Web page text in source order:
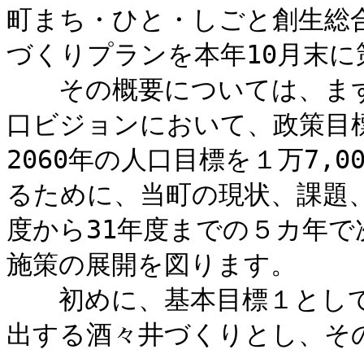
町まち・ひと・しごと創生
づくりプランを本年10月末
その概要については、ま
口ビジョンにおいて、政策
2060年の人口目標を１万
るために、当町の現状、課題
度から31年度までの５カ年
施策の展開を図ります。
初めに、基本目標１とし
出する酒々井づくりとし、